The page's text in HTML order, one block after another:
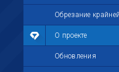
Обрезание крайней
О проекте
Обновления